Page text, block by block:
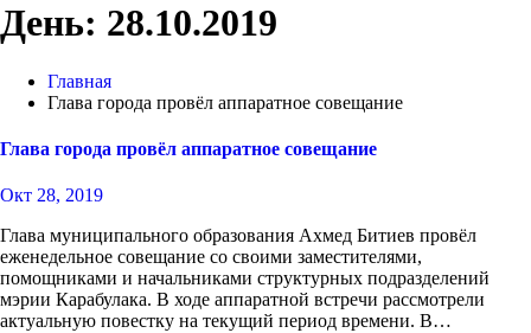
День: 28.10.2019
Главная
Глава города провёл аппаратное совещание
Глава города провёл аппаратное совещание
Окт 28, 2019
Глава муниципального образования Ахмед Битиев провёл
еженедельное совещание со своими заместителями,
помощниками и начальниками структурных подразделений
мэрии Карабулака. В ходе аппаратной встречи рассмотрели
актуальную повестку на текущий период времени. В…